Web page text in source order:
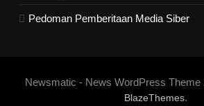
HIKMAH
Mau Masuk
Mati
Pedoman Pemberitaan Media Siber
Newsmatic - News WordPress Theme
BlazeThemes.